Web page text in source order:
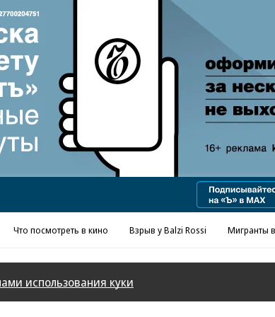
Реклама в «Ъ» www.kommersant.ru/ad
Что посмотреть в кино Взрыв у Balzi Rossi Мигранты
использования куки